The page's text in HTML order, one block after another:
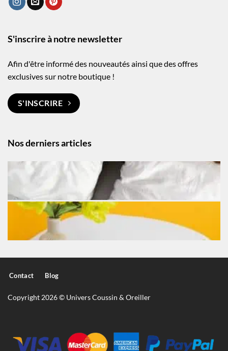
Nos derniers articles
S'inscrire à notre newsletter
Afin d'être informé des nouveautés ainsi que des offres
exclusives sur notre boutique !
S'INSCRIRE
Contact Blog
Copyright 2026 © Univers Coussin & Oreiller